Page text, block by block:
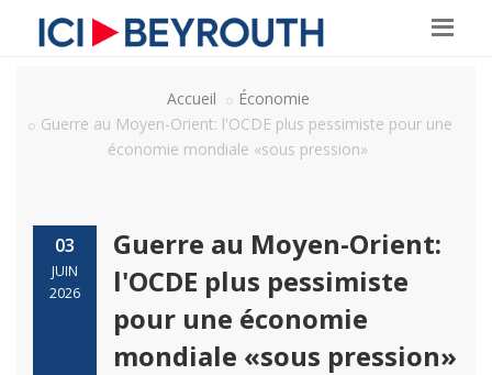
Accueil
Économie
Guerre au Moyen-Orient: l'OCDE plus pessimiste pour une
économie mondiale «sous pression»
03
JUIN
2026
Guerre au Moyen-Orient:
l'OCDE plus pessimiste
pour une économie
mondiale «sous pression»